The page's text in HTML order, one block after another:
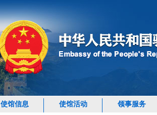
使馆信息 使馆活动 领事服务